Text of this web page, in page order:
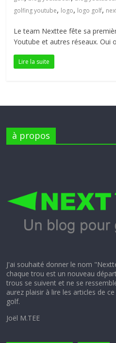
petite
blanche
golfing youtube, logo, logo golf,
Le team Nexttee fête sa
Youtube et autres réseaux. Oui
Lire la suite
à propos
J'ai souhaité donner le nom
chaque trou est un nouveau
trous se suivent et ne se
aurez plaisir à lire les articles de
golf.
Joël M.TEE